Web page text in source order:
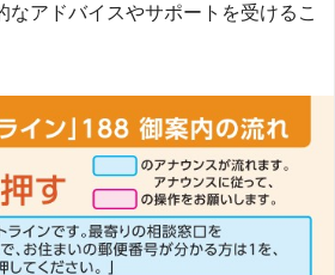
なアドバイスやサポートを受けるこ